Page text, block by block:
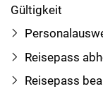
Gültigkeit
Reisepass
Reisepass